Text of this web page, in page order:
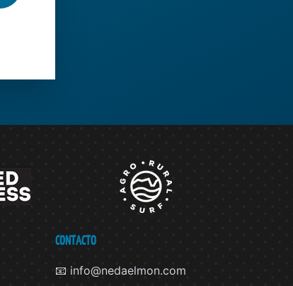
CONTACTO
📧 info@nedaelmon.com